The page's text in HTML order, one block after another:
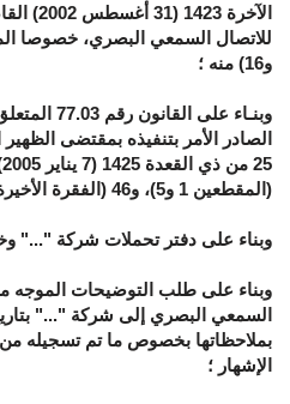
الآخرة
و16) منه ؛
وبنـاء
(المقطعين 1 و5)، و46 (الفقرة الأخيرة)، و48، و49 و53 منه ؛
وبناء على دفتر تحملات شركة "..." وخصوصا
وبناء على طلب التوضيحات الموجه
بملاحظاتها بخصوص ما تم تسجيله
الإشهار ؛